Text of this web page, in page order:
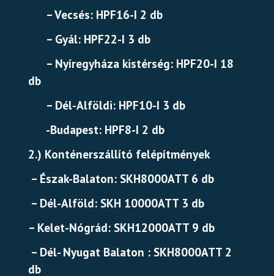
– Vecsés: HPF16-I 2 db
– Gyál: HPF22-I 3 db
– Nyíregyháza kistérség: HPF20-I 18
db
– Dél-Alföldi: HPF10-I 3 db
-Budapest: HPF8-I 2 db
2.) Konténerszállító felépítmények
– Észak-Balaton: SKH8000ATT 6 db
– Dél-Alföld: SKH 10000ATT 3 db
– Kelet-Nógrád: SKH12000ATT 9 db
– Dél- Nyugat Balaton : SKH8000ATT 2
db